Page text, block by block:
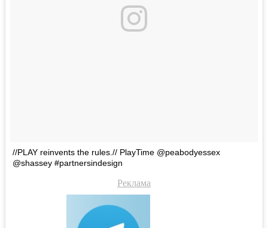
//PLAY reinvents the rules.// PlayTime @peabodyessex
@shassey #partnersindesign
Реклама